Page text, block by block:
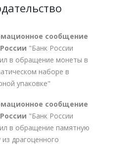
сообщение
"Банк России
в обращение монеты в
наборе в
упаковке"
сообщение
"Банк России
в обращение памятную
драгоценного